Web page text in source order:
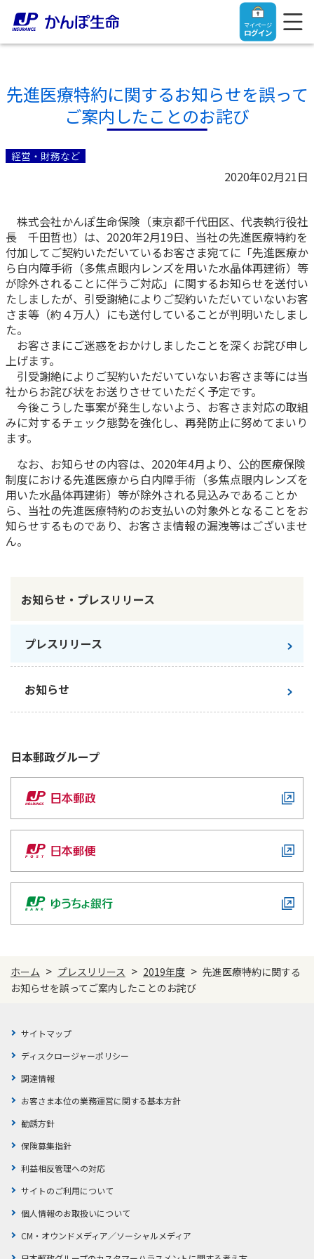
マイページ
ログイン
トップ
ご契約者さま
マイページログイン
入院保険金・手術保険金のご請求
お手続き一覧
きっかけ・できごとから探す
マイページでできること
新規登録
ご契約内容の確認
かんぽプラチナライフサービス
保険用語集
お問い合わせ
保険をご検討中のお客さま
終身保険
養老保険
定期保険
学資保険
長寿支援保険
資料請求
これからのライフイベントでかかる費用とは？
ご契約手続きの流れ
保険用語集
法人のお客さま
【まずはご相談ください】企業経営でお悩みの方はこ
ちら
法人のお客さま向け商品一覧
目的から探す
お役立ち情報
かんぽ生命の団体取扱い
お問い合わせ先
お役立ち情報
かんぽのLifeサポートナビ
保険
医療
お金
子育て
健康情報
すこやか健康ラボ
ラジオ体操・みんなの体操
ラジオ体操ポータルサイト
かんぽ生命について
かんぽ生命について
ご挨拶
経営理念・経営戦略
会社概要
財務情報
採用情報
かんぽブランド
かんぽ生命のサステナビリティ
お客さまの声／お客さまサービス向上の取組み
かんぽジャンクション
よくあるご質問
お問い合わせ
サステナビリティ
株主・投資家のみなさまへ
採用情報
English
先進医療特約に関するお知らせを誤って
ご案内したことのお詫び
経営・財務など
2020年02月21日
株式会社かんぽ生命保険（東京都千代田区、代表執行役社
長 千田哲也）は、2020年2月19日、当社の先進医療特約を
付加してご契約いただいているお客さま宛てに「先進医療か
ら白内障手術（多焦点眼内レンズを用いた水晶体再建術）等
が除外されることに伴うご対応」に関するお知らせを送付い
たしましたが、引受謝絶によりご契約いただいていないお客
さま等（約４万人）にも送付していることが判明いたしまし
た。
お客さまにご迷惑をおかけしましたことを深くお詫び申し
上げます。
引受謝絶によりご契約いただいていないお客さま等には当
社からお詫び状をお送りさせていただく予定です。
今後こうした事案が発生しないよう、お客さま対応の取組
みに対するチェック態勢を強化し、再発防止に努めてまいり
ます。
なお、お知らせの内容は、2020年4月より、公的医療保険
制度における先進医療から白内障手術（多焦点眼内レンズを
用いた水晶体再建術）等が除外される見込みであることか
ら、当社の先進医療特約のお支払いの対象外となることをお
知らせするものであり、お客さま情報の漏洩等はございませ
ん。
お知らせ・プレスリリース
プレスリリース
お知らせ
日本郵政グループ
ホーム > プレスリリース > 2019年度 > 先進医療特約に関する
お知らせを誤ってご案内したことのお詫び
サイトマップ
ディスクロージャーポリシー
調達情報
お客さま本位の業務運営に関する基本方針
勧誘方針
保険募集指針
利益相反管理への対応
サイトのご利用について
個人情報のお取扱いについて
CM・オウンドメディア／ソーシャルメディア